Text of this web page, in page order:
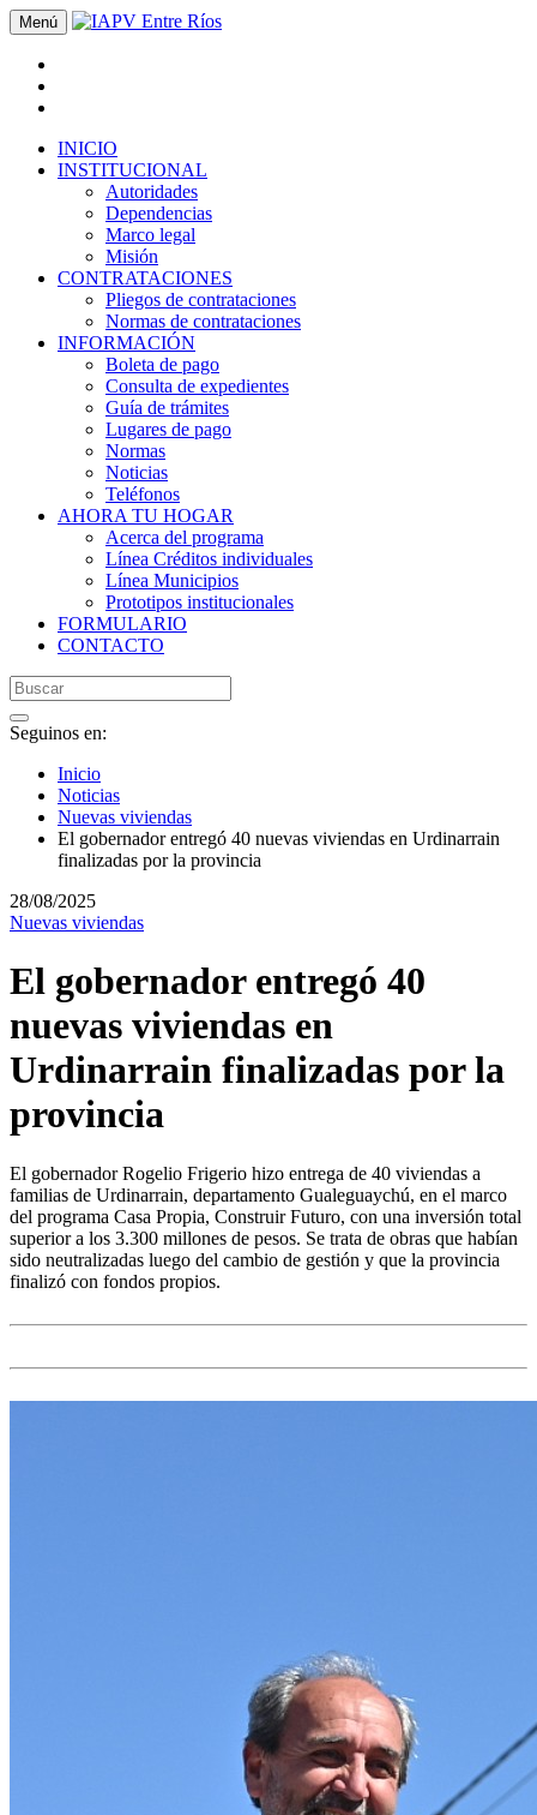
Menú
INICIO
INSTITUCIONAL
Autoridades
Dependencias
Marco legal
Misión
CONTRATACIONES
Pliegos de contrataciones
Normas de contrataciones
INFORMACIÓN
Boleta de pago
Consulta de expedientes
Guía de trámites
Lugares de pago
Normas
Noticias
Teléfonos
AHORA TU HOGAR
Acerca del programa
Línea Créditos individuales
Línea Municipios
Prototipos institucionales
FORMULARIO
CONTACTO
Seguinos en:
Inicio
Noticias
Nuevas viviendas
El gobernador entregó 40 nuevas viviendas en Urdinarrain
finalizadas por la provincia
28/08/2025
Nuevas viviendas
El gobernador entregó 40
nuevas viviendas en
Urdinarrain finalizadas por la
provincia
El gobernador Rogelio Frigerio hizo entrega de 40 viviendas a
familias de Urdinarrain, departamento Gualeguaychú, en el marco
del programa Casa Propia, Construir Futuro, con una inversión total
superior a los 3.300 millones de pesos. Se trata de obras que habían
sido neutralizadas luego del cambio de gestión y que la provincia
finalizó con fondos propios.